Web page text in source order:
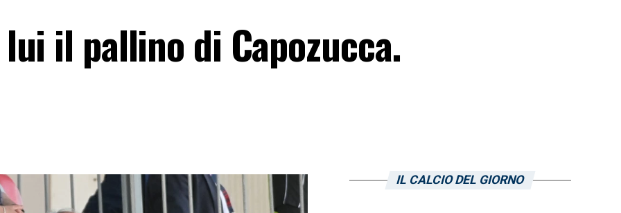
il pallino di Capozucca.
IL CALCIO DEL GIORNO